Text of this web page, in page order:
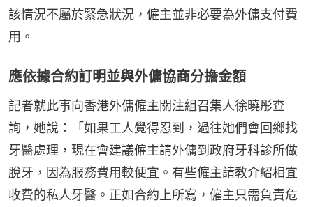
該情況不屬於緊急狀況，僱主並非必要為外傭支付費
用。
應依據合約訂明並與外傭協商分擔金額
記者就此事向香港外傭僱主關注組召集人徐曉彤查
詢，她說：「如果工人覺得忍到，過往她們會回鄉找
牙醫處理，現在會建議僱主請外傭到政府牙科診所做
脫牙，因為服務費用較便宜。有些僱主請教介紹相宜
收費的私人牙醫。正如合約上所寫，僱主只需負責危